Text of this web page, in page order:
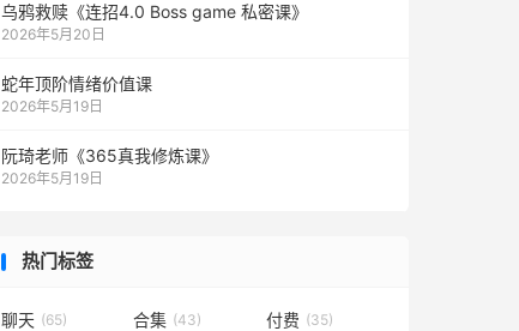
乌鸦救赎《连招4.0 Boss game 私密课》
2026年5月20日
蛇年顶阶情绪价值课
2026年5月19日
阮琦老师《365真我修炼课》
2026年5月19日
热门标签
聊天 (65) 合集 (43) 付费 (35)